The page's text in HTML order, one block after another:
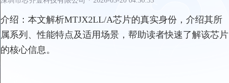
介绍： 本文解析MTJX2LL/A芯片的真实身份，介绍其所
属系列、性能特点及适用场景，帮助读者快速了解该芯片
的核心信息。